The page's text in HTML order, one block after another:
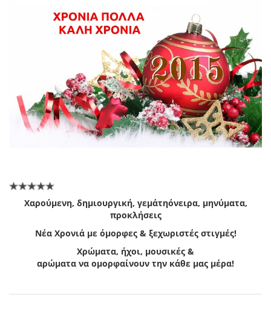
Χαρούμενη, δημιουργική, γεμάτηόνειρα, μηνύματα,
προκλήσεις
Νέα Χρονιά με όμορφες& ξεχωριστές στιγμές!
Χρώματα, ήχοι, μουσικές &
αρώματα να ομορφαίνουν την κάθε μας μέρα!